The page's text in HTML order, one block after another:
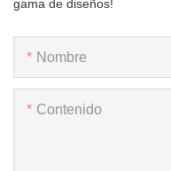
gama de diseños!
Nombre
Contenido